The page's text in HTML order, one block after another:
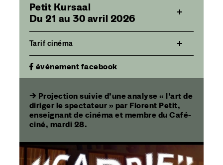
Petit Kursaal
Du 21 au 30 avril 2026
Tarif cinéma
événement facebook
→ Projection suivie d’une analyse « l’art de
diriger le spectateur » par Florent Petit,
enseignant de cinéma et membre du Café-
ciné, mardi 28.